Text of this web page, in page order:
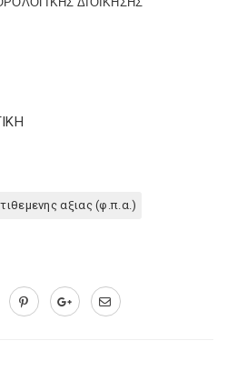
αξιας (φ.π.α.)